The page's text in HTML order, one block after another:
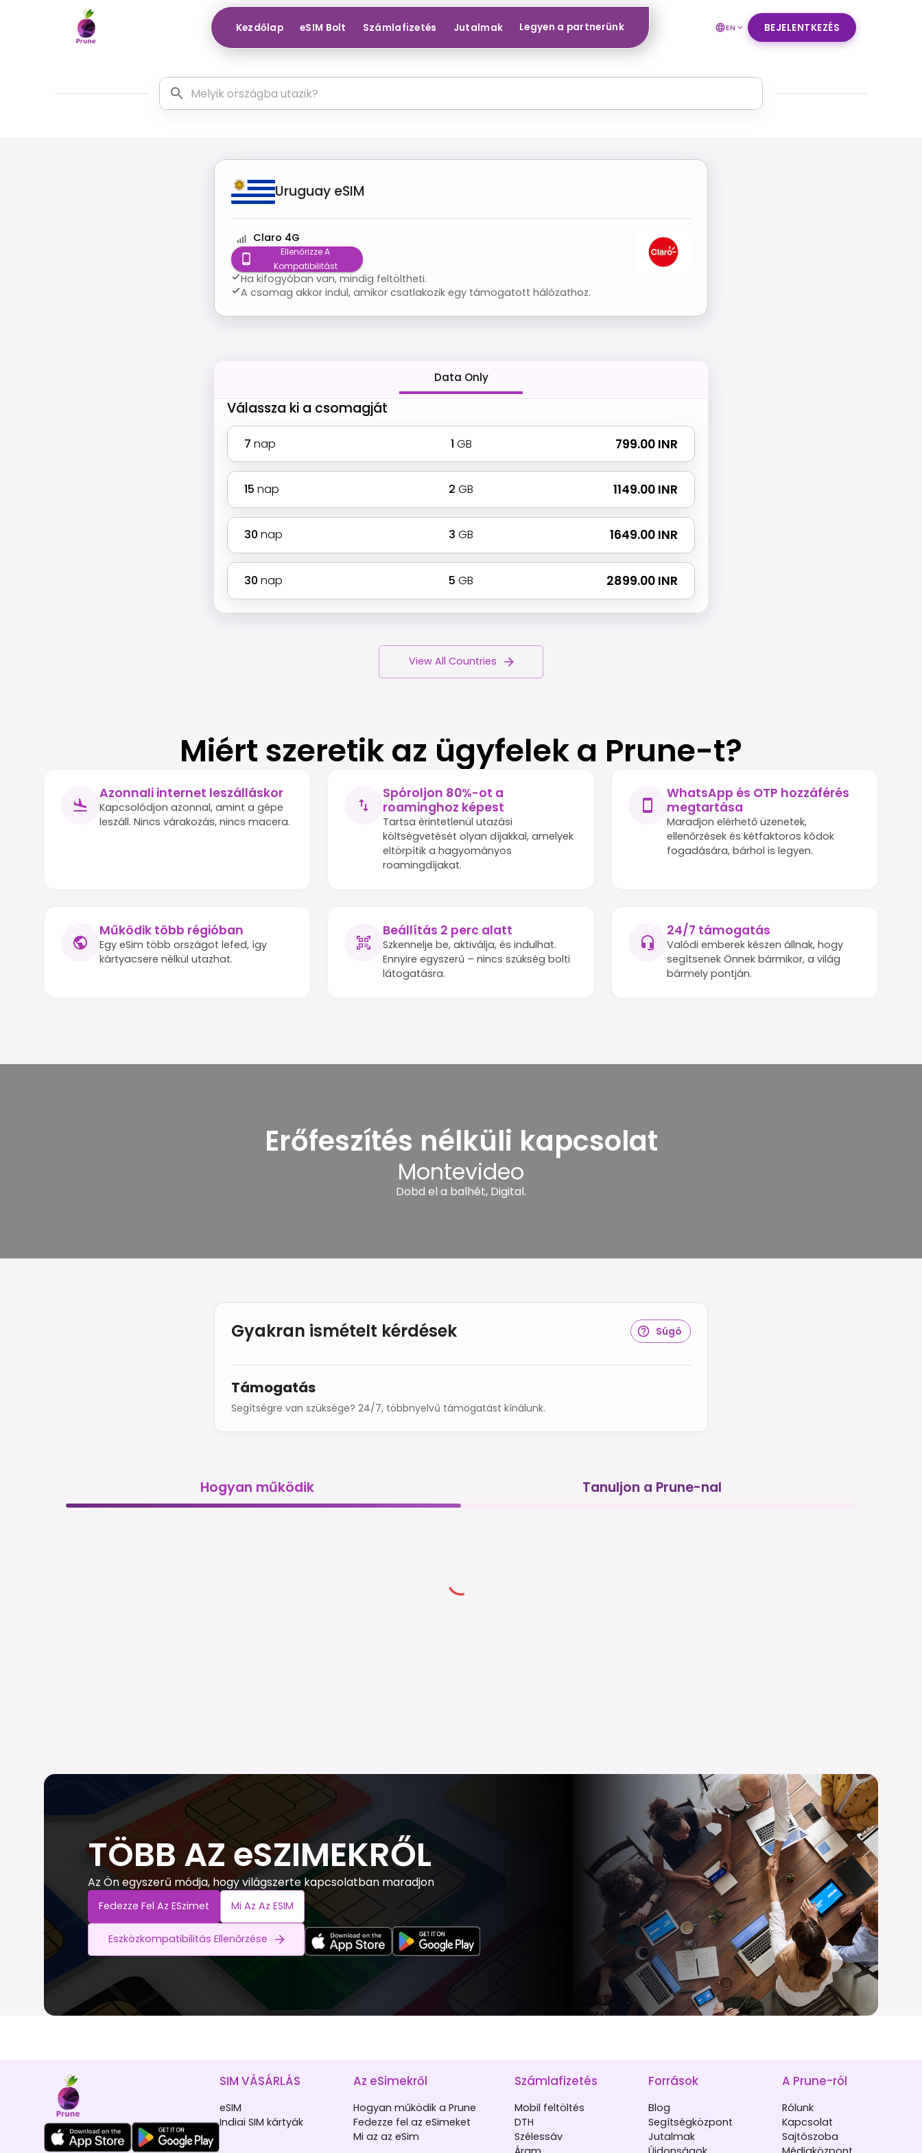
Kezdőlap eSIM Bolt Számlafizetés Jutalmak Legyen a partnerünk EN BEJELENTKEZÉS
Uruguay eSIM
Claro 4G
Ellenőrizze A
Kompatibilitást
Ha kifogyóban van, mindig feltöltheti.
A csomag akkor indul, amikor csatlakozik egy támogatott hálózathoz.
Data Only
Válassza ki a csomagját
7 nap 1 GB ₹ 799.00 INR
15 nap 2 GB ₹ 1149.00 INR
30 nap 3 GB ₹ 1649.00 INR
30 nap 5 GB ₹ 2899.00 INR
View All Countries
Miért szeretik az ügyfelek a Prune-t?
Azonnali internet leszálláskor
Kapcsolódjon azonnal, amint a gépe
leszáll. Nincs várakozás, nincs macera.
Spóroljon 80%-ot a
roaminghoz képest
Tartsa érintetlenül utazási
költségvetését olyan díjakkal, amelyek
eltörpítik a hagyományos
roamingdíjakat.
WhatsApp és OTP hozzáférés
megtartása
Maradjon elérhető üzenetek,
ellenőrzések és kétfaktoros kódok
fogadására, bárhol is legyen.
Működik több régióban
Egy eSim több országot lefed, így
kártyacsere nélkül utazhat.
Beállítás 2 perc alatt
Szkennelje be, aktiválja, és indulhat.
Ennyire egyszerű – nincs szükség bolti
látogatásra.
24/7 támogatás
Valódi emberek készen állnak, hogy
segítsenek Önnek bármikor, a világ
bármely pontján.
Erőfeszítés nélküli kapcsolat
Montevideo
Dobd el a balhét, Digital.
Gyakran ismételt kérdések Súgó
Támogatás
Segítségre van szüksége? 24/7, többnyelvű támogatást kínálunk.
Hogyan működik Tanuljon a Prune-nal
TÖBB AZ eSZIMEKRŐL
Az Ön egyszerű módja, hogy világszerte kapcsolatban maradjon
Fedezze Fel Az ESzimet Mi Az Az ESIM
Eszközkompatibilitás Ellenőrzése
SIM VÁSÁRLÁS
eSIM
Indiai SIM kártyák
Az eSimekről
Hogyan működik a Prune
Fedezze fel az eSimeket
Mi az az eSim
Számlafizetés
Mobil feltöltés
DTH
Szélessáv
Források
Blog
Segítségközpont
Jutalmak
A Prune-ról
Rólunk
Kapcsolat
Sajtószoba